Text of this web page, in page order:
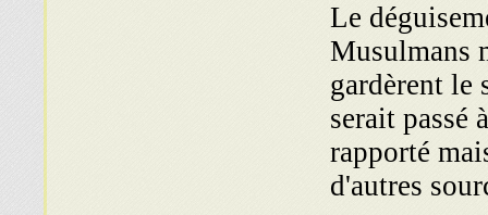
Le
Musulmans
gardèrent le
serait passé
rapporté
d'autres